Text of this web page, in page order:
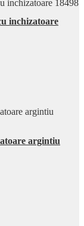
inchizatoare
argintiu